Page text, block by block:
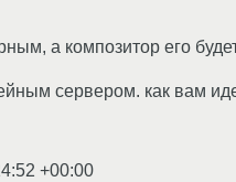
а композитор его
сервером. как вам
+00:00